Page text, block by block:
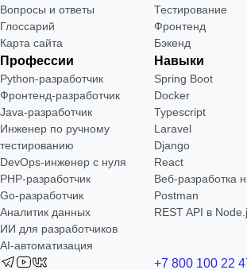
Вопросы и ответы
Глоссарий
Карта сайта
Тестирование
Фронтенд
Бэкенд
Профессии
Python-разработчик
Фронтенд-разработчик
Java-разработчик
Инженер по ручному
тестированию
DevOps-инженер с нуля
РНР-разработчик
Go-разработчик
Аналитик данных
ИИ для разработчиков
AI-автоматизация
Навыки
Spring Boot
Docker
Typescript
Laravel
Django
React
Веб-разработка
Postman
REST API в
+7 800 100 22